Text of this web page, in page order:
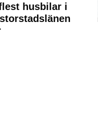
husbilar i